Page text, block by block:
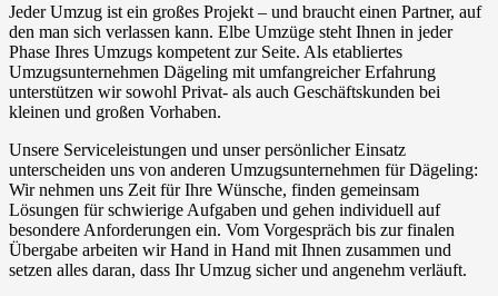
Jeder Umzug ist ein großes Projekt – und braucht einen Partner, auf
den man sich verlassen kann. Elbe Umzüge steht Ihnen in jeder
Phase Ihres Umzugs kompetent zur Seite. Als etabliertes
Umzugsunternehmen Dägeling mit umfangreicher Erfahrung
unterstützen wir sowohl Privat- als auch Geschäftskunden bei
kleinen und großen Vorhaben.
Unsere Serviceleistungen und unser persönlicher Einsatz
unterscheiden uns von anderen Umzugsunternehmen für Dägeling:
Wir nehmen uns Zeit für Ihre Wünsche, finden gemeinsam
Lösungen für schwierige Aufgaben und gehen individuell auf
besondere Anforderungen ein. Vom Vorgespräch bis zur finalen
Übergabe arbeiten wir Hand in Hand mit Ihnen zusammen und
setzen alles daran, dass Ihr Umzug sicher und angenehm verläuft.